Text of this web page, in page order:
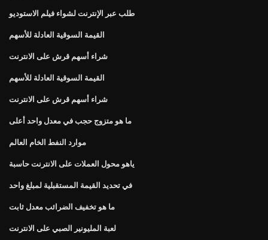
طلب عبر الإنترنت لشواء فيلم الاستوديو
القيمة السوقية العادلة للأسهم
شراء أسهم قرش على الانترنت
القيمة السوقية العادلة للأسهم
شراء أسهم قرش على الانترنت
ما هو متزوج حجب في معدل واحد أعلى
موارد النفط الخام العالم
ياهو محول العملات على الانترنت حاسبة
في تحديد القيمة المستقبلية لمبلغ واحد
ما هو تخفيف الضرائب معدل ثابت
لعبة المليونير الصبي على الانترنت